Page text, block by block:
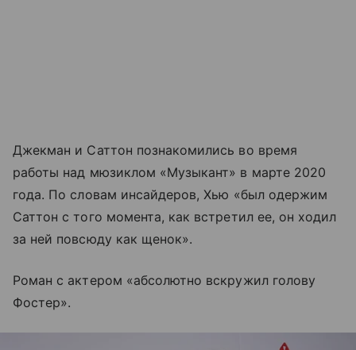
Джекман и Саттон познакомились во время
работы над мюзиклом «Музыкант» в марте 2020
года. По словам инсайдеров, Хью «был одержим
Саттон с того момента, как встретил ее, он ходил
за ней повсюду как щенок».
Роман с актером «абсолютно вскружил голову
Фостер».